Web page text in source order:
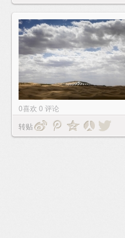
0喜欢 0 评论
转贴